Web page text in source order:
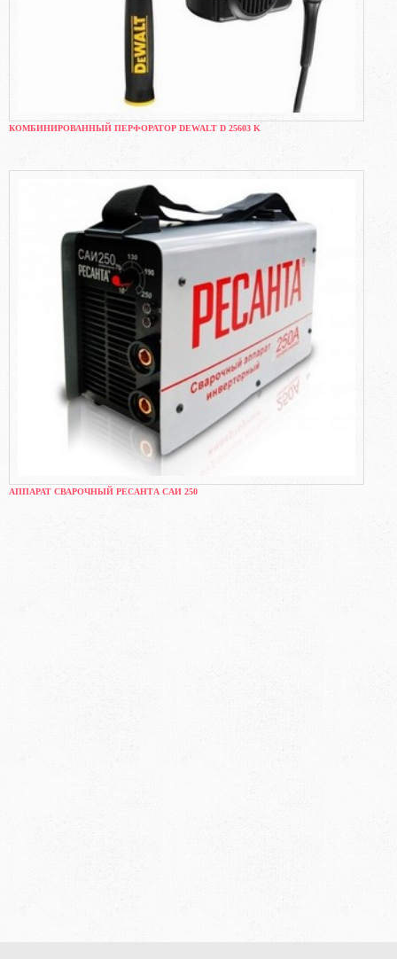
КОМБИНИРОВАННЫЙ ПЕРФОРАТОР DEWALT D 25603 K
АППАРАТ СВАРОЧНЫЙ РЕСАНТА САИ 250